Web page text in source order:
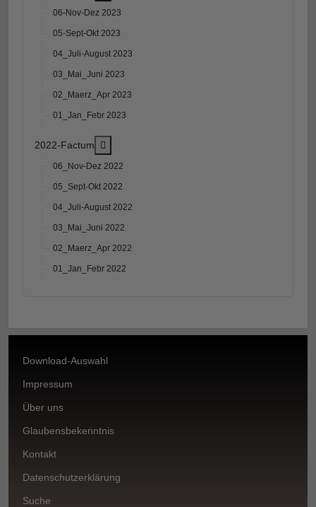
06-Nov-Dez 2023
05-Sept-Okt 2023
04_Juli-August 2023
03_Mai_Juni 2023
02_Maerz_Apr 2023
01_Jan_Febr 2023
2022-Factum
06_Nov-Dez 2022
05_Sept-Okt 2022
04_Juli-August 2022
03_Mai_Juni 2022
02_Maerz_Apr 2022
01_Jan_Febr 2022
Download-Auswahl
Impressum
Über uns
Glaubensbekenntnis
Kontakt
Datenschutzerklärung
Suche